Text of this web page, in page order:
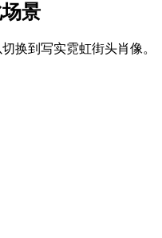
景
换到写实霓虹街头肖像。